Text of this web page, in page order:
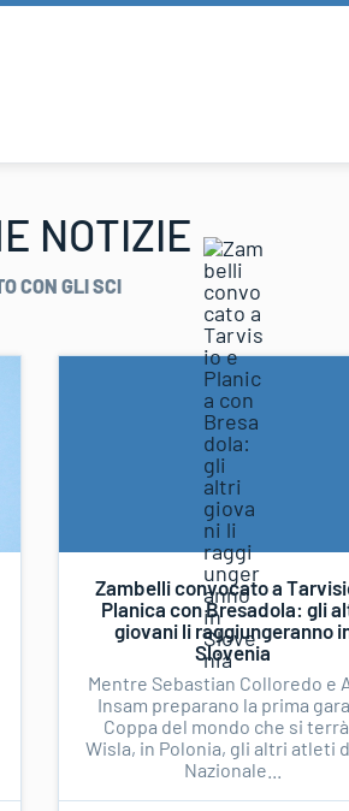
NOTIZIE
CON GLI SCI
Zambelli convocato a
Planica con Bresadola: gli
giovani li raggiungeranno
Slovenia
Mentre Sebastian Colloredo e
Insam preparano la prima
Coppa del mondo che si
Wisla, in Polonia, gli altri atleti
Nazionale...